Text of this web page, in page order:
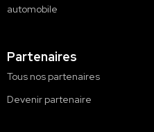
automobile
Partenaires
Tous nos partenaires
Devenir partenaire